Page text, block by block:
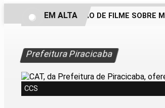
CONTINUAÇÃO DE FILME SOBRE
EM ALTA
Prefeitura Piracicaba
CCS